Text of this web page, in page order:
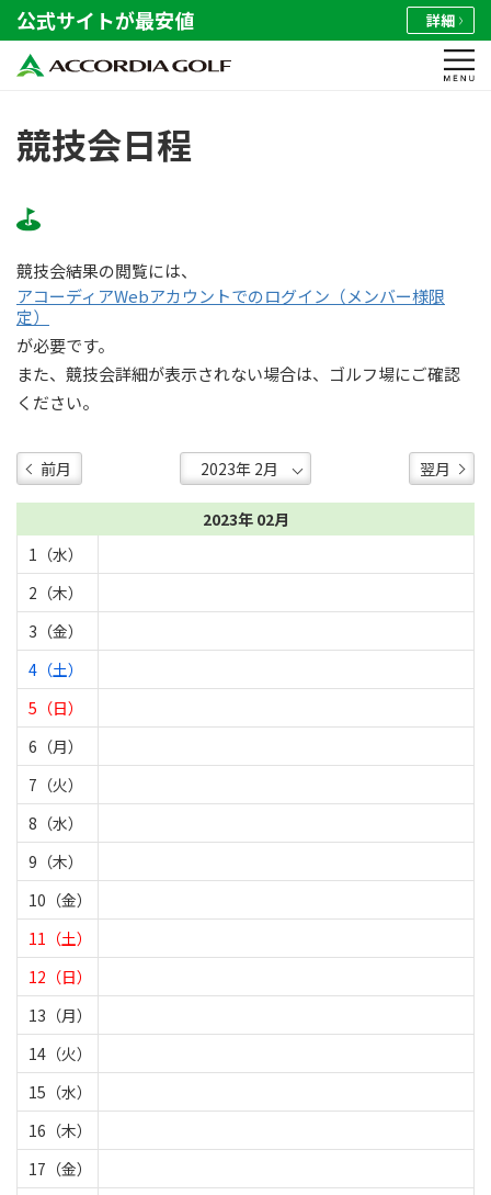
公式サイトが最安値 詳細
競技会日程
競技会結果の閲覧には、
アコーディアWebアカウントでのログイン（メンバー様限
定）
が必要です。
また、競技会詳細が表示されない場合は、ゴルフ場にご確認
ください。
前月 翌月
2023年 02月
1（水）
2（木）
3（金）
4（土）
5（日）
6（月）
7（火）
8（水）
9（木）
10（金）
11（土）
12（日）
13（月）
14（火）
15（水）
16（木）
17（金）